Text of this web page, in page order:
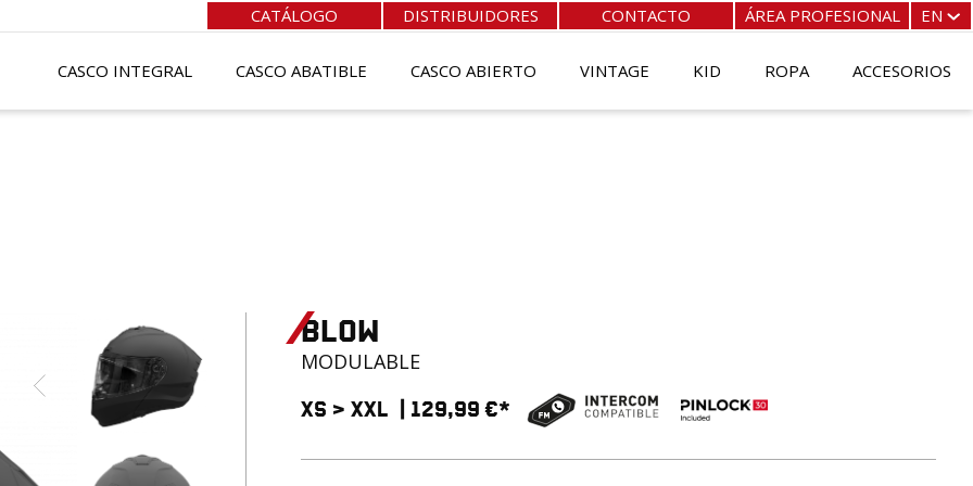
CATÁLOGO DISTRIBUIDORES CONTACTO ÁREA PROFESIONAL
EN
EN
CASCO INTEGRAL CASCO ABATIBLE CASCO ABIERTO VINTAGE KID ROPA ACCESORIOS
BLOW
MODULABLE
XS >XXL 129,99 €*